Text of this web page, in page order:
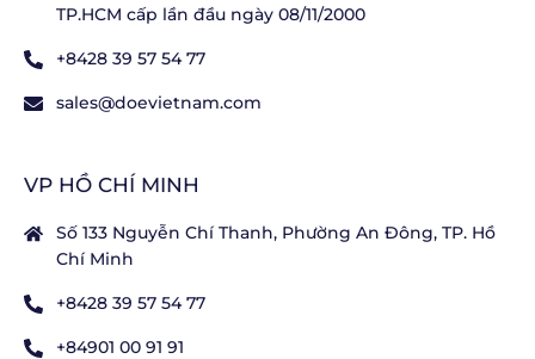
TP.HCM cấp lần đầu ngày 08/11/2000
+8428 39 57 54 77
sales@doevietnam.com
VP HỒ CHÍ MINH
Số 133 Nguyễn Chí Thanh, Phường An Đông, TP. Hồ
Chí Minh
+8428 39 57 54 77
+84901 00 91 91